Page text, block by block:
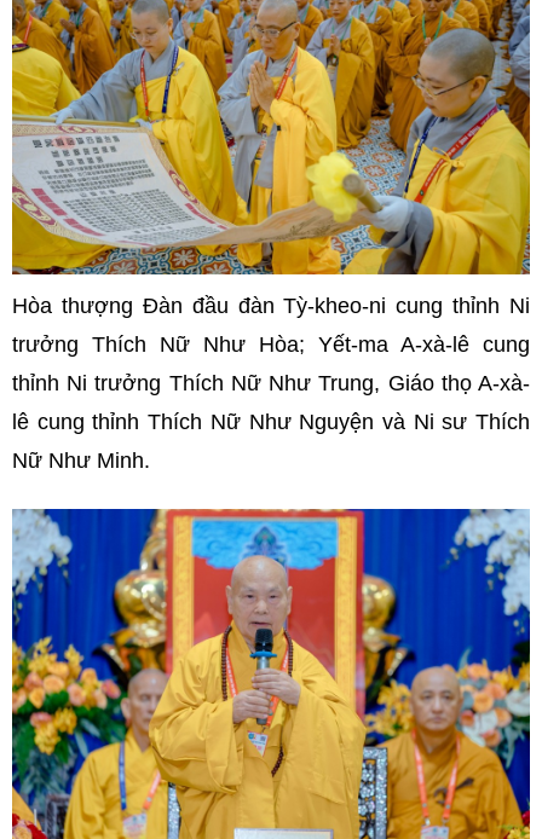
Hòa thượng Đàn đầu đàn Tỳ-kheo-ni cung thỉnh Ni
trưởng Thích Nữ Như Hòa; Yết-ma A-xà-lê cung
thỉnh Ni trưởng Thích Nữ Như Trung, Giáo thọ A-xà-
lê cung thỉnh Thích Nữ Như Nguyện và Ni sư Thích
Nữ Như Minh.